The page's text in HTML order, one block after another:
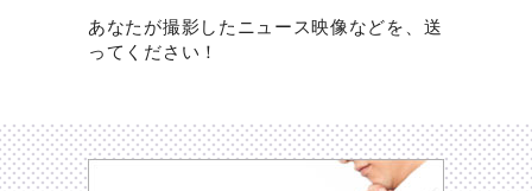
あなたが撮影したニュース映像などを、送
ってください！